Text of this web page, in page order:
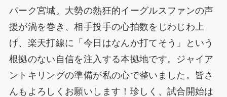
パーク宮城。大勢の熱狂的イーグルスファンの声
援が渦を巻き、相手投手の心拍数をじわじわ上
げ、楽天打線に「今日はなんか打てそう」という
根拠のない自信を注入する本拠地です。ジャイア
ントキリングの準備が私の心で整いました。皆さ
んもよろしくお願いします！珍しく、試合開始は